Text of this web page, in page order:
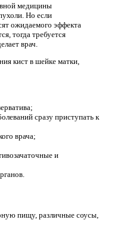
медицины
Но если
ожидаемого эффекта
тогда требуется
врач.
кист в шейке матки,
сразу приступать к
врача;
и
пищу, различные соусы,